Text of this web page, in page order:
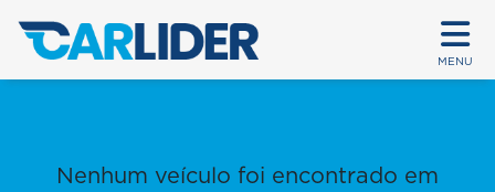
MENU
Nenhum veículo foi encontrado em